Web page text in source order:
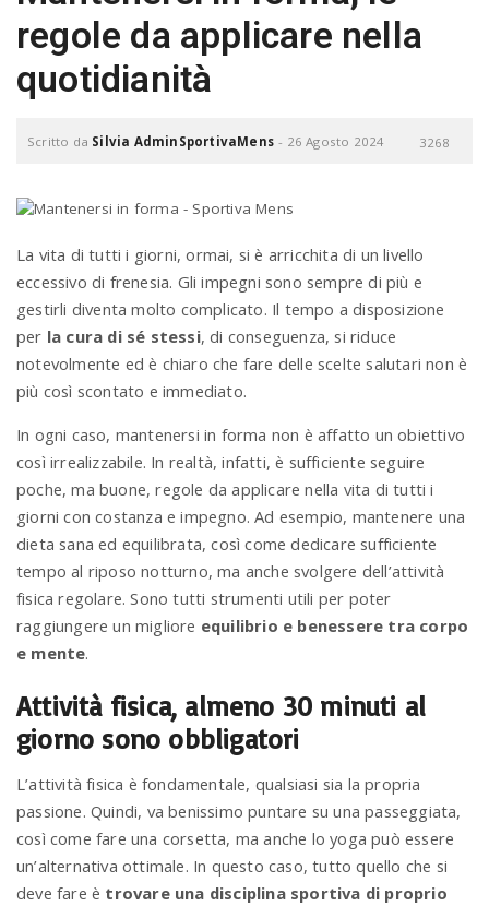
regole da applicare nella
quotidianità
Scritto da Silvia AdminSportivaMens - 26 Agosto 2024 3268
La vita di tutti i giorni, ormai, si è arricchita di un livello
eccessivo di frenesia. Gli impegni sono sempre di più e
gestirli diventa molto complicato. Il tempo a disposizione
per la cura di sé stessi, di conseguenza, si riduce
notevolmente ed è chiaro che fare delle scelte salutari non è
più così scontato e immediato.
In ogni caso, mantenersi in forma non è affatto un obiettivo
così irrealizzabile. In realtà, infatti, è sufficiente seguire
poche, ma buone, regole da applicare nella vita di tutti i
giorni con costanza e impegno. Ad esempio, mantenere una
dieta sana ed equilibrata, così come dedicare sufficiente
tempo al riposo notturno, ma anche svolgere dell’attività
fisica regolare. Sono tutti strumenti utili per poter
raggiungere un migliore equilibrio e benessere tra corpo
e mente.
Attività fisica, almeno 30 minuti al
giorno sono obbligatori
L’attività fisica è fondamentale, qualsiasi sia la propria
passione. Quindi, va benissimo puntare su una passeggiata,
così come fare una corsetta, ma anche lo yoga può essere
un’alternativa ottimale. In questo caso, tutto quello che si
deve fare è trovare una disciplina sportiva di proprio